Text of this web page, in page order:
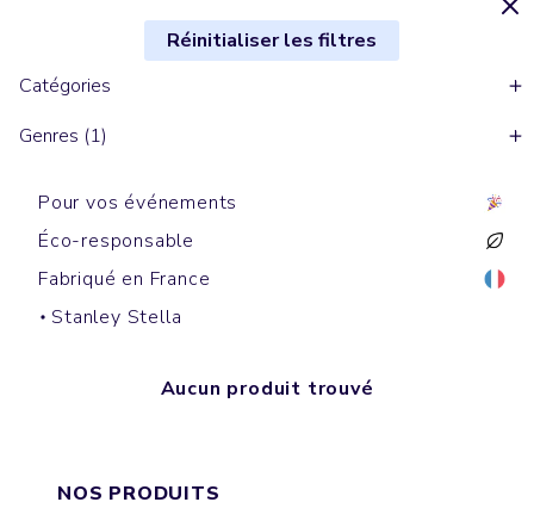
Réinitialiser les filtres
Catégories
Genres (1)
Pour vos événements
Éco-responsable
Fabriqué en France
Stanley Stella
Aucun produit trouvé
NOS PRODUITS